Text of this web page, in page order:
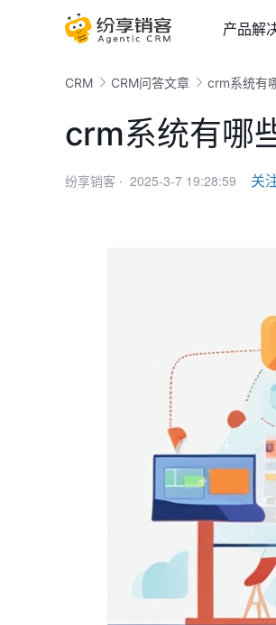
产品解
CRM CRM问答文章 crm系统有
crm系统有哪
纷享销客 · 2025-3-7 19:28:59 关